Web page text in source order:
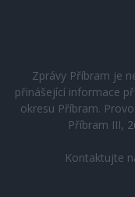
Zprávy Příbram je
přinášející informace
okresu Příbram.
Příbram III,
Kontaktujte